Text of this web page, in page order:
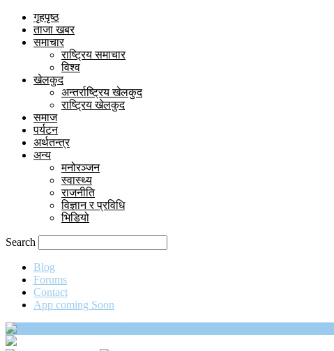
गृहपृष्ठ
ताजा खबर
समाचार
राष्ट्रिय समाचार
विश्व
खेलकुद
अन्तर्राष्ट्रिय खेलकुद
राष्ट्रिय खेलकुद
समाज
पर्यटन
अर्थतन्त्र
अन्य
मनोरञ्जन
स्वास्थ्य
राजनीति
विज्ञान र प्रविधि
भिडियो
Search
Blog
Forums
Contact
App coming Soon